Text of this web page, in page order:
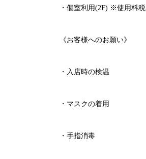
・個室利用(2F) ※使用料税
《お客様へのお願い》
・入店時の検温
・マスクの着用
・手指消毒